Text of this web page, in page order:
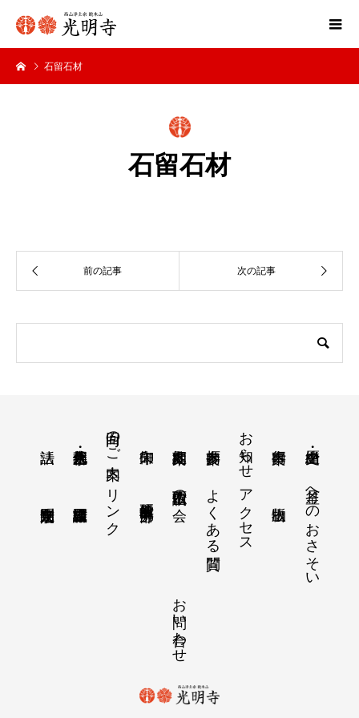
石留石材
石留石材
お知らせ
回向のご案内
月釜へのおさそい
アクセス
よくある質問
西山仏讃歌の会
リンク
お問い合わせ